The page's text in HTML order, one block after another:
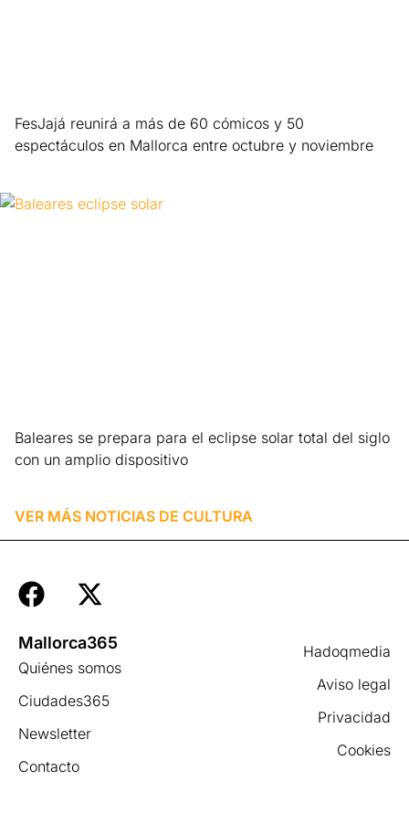
FesJajá reunirá a más de 60 cómicos y 50
espectáculos en Mallorca entre octubre y noviembre
Baleares se prepara para el eclipse solar total del siglo
con un amplio dispositivo
VER MÁS NOTICIAS DE CULTURA
Hadoqmedia
Aviso legal
Privacidad
Cookies
Mallorca365
Quiénes somos
Ciudades365
Newsletter
Contacto